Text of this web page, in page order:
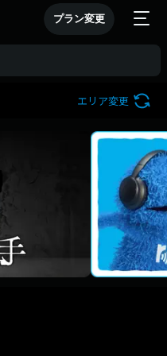
プラン変更
エリア変更